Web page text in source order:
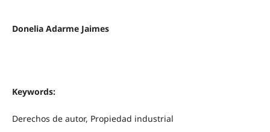
Donelia Adarme Jaimes
Keywords:
Derechos de autor, Propiedad industrial